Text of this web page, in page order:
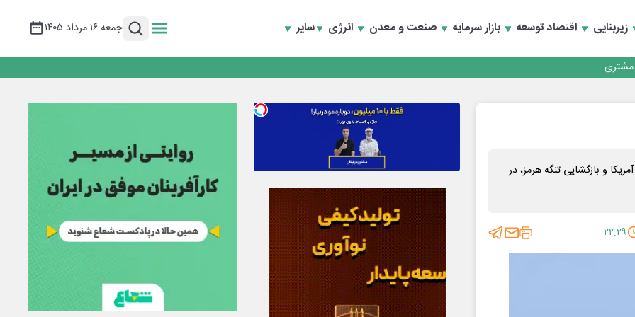
زیربنایی اقتصاد توسعه بازار سرمایه صنعت و معدن انرژی سایر جمعه ۱۶ مرداد ۱۴۰۵
و بازسازی اعتماد مشتریان
مشتری
و بازسازی اعتماد مشتریان
و بازگشایی تنگه هرمز، در
۲۲:۲۹